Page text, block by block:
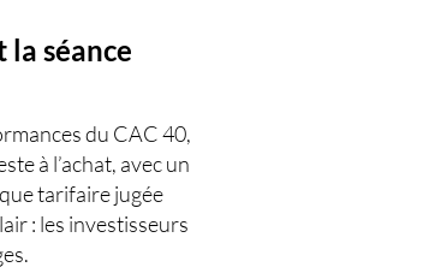
séance
du CAC 40,
à l’achat, avec un
tarifaire jugée
: les investisseurs